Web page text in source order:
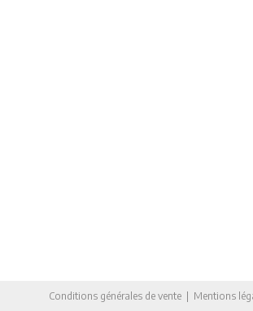
Conditions générales de vente Mentions